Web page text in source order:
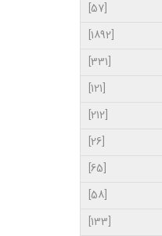
[57]
[1892]
[331]
[121]
[212]
[26]
[65]
[58]
[133]